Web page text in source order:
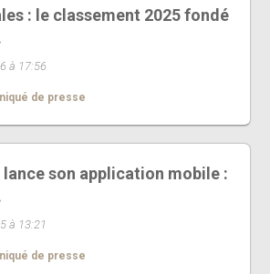
: le classement 2025 fondé
à 17:56
de presse
son application mobile :
à 13:21
de presse